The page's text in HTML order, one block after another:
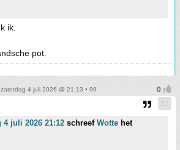
ik.
pot.
zaterdag 4 juli 2026 @ 21:13 • 99
4 juli 2026 21:12 schreef Wotte het